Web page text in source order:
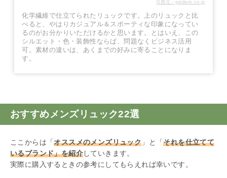
引用元：goldwin.co.jp
化学繊維で仕立てられたリュックです。上のリュックと比
べると、やはりカジュアル＆スポーティな印象になってい
るのがお分かりいただけるかと思います。とはいえ、この
シルエット・色・装飾性ならば、問題なくビジネス活用
可。素材の違いは、あくまでの好みに寄ることになりま
す。
おすすめメンズリュック22選
ここからは「オススメのメンズリュック 」と「それを仕立てて
いるブランド」を紹介していきます。
実際に購入するときの参考にしてもらえれば幸いです。